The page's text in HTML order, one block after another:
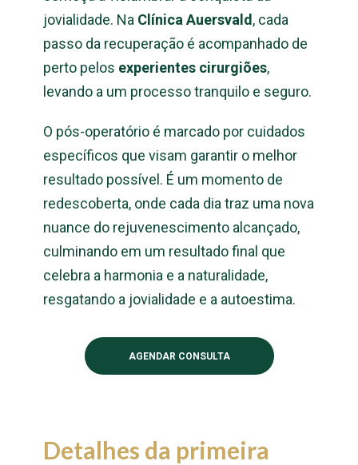
jovialidade. Na Clínica Auersvald , cada
passo da recuperação é acompanhado de
perto pelos experientes cirurgiões,
levando a um processo tranquilo e seguro.
O pós-operatório é marcado por cuidados
específicos que visam garantir o melhor
resultado possível. É um momento de
redescoberta, onde cada dia traz uma nova
nuance do rejuvenescimento alcançado,
culminando em um resultado final que
celebra a harmonia e a naturalidade,
resgatando a jovialidade e a autoestima.
AGENDAR CONSULTA
Detalhes da primeira